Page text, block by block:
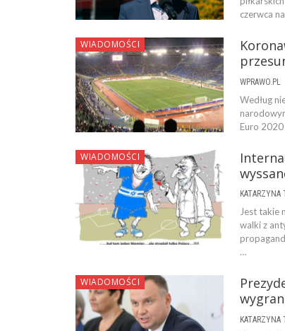
czerwca
WIADOMOŚCI
WPRAWO.PL
Według
Euro
WIADOMOŚCI
Jest takie
walki z
…
WIADOMOŚCI